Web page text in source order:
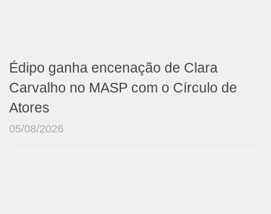
Édipo ganha encenação de Clara
Carvalho no MASP com o Círculo de
Atores
05/08/2026